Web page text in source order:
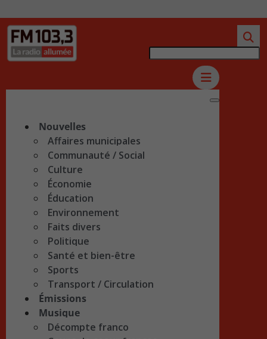
Nouvelles
Affaires municipales
Communauté / Social
Culture
Économie
Éducation
Environnement
Faits divers
Politique
Santé et bien-être
Sports
Transport / Circulation
Émissions
Musique
Décompte franco